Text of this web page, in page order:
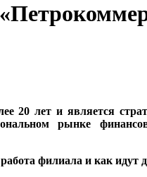
20 лет и является
рынке
филиала и как идут